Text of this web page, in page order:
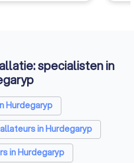
specialisten in
Hurdegaryp
in Hurdegaryp
in Hurdegaryp